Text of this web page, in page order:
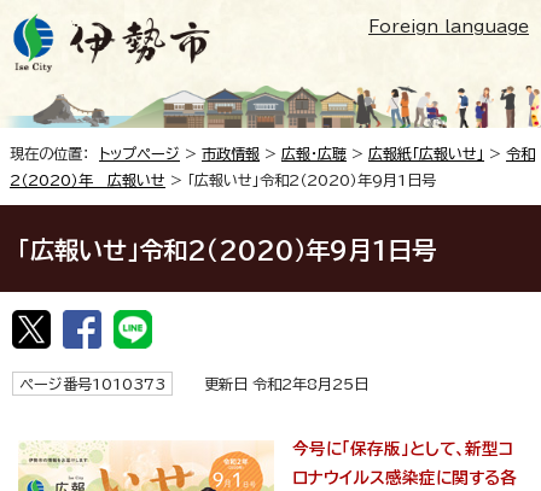
Foreign language
現在の位置： トップページ > 市政情報 > 広報・広聴 > 広報紙「広報いせ」 > 令和
2（2020）年 広報いせ > 「広報いせ」令和2（2020）年9月1日号
「広報いせ」令和2（2020）年9月1日号
ページ番号1010373 更新日 令和2年8月25日
今号に「保存版」として、新型コ
ロナウイルス感染症に関する各